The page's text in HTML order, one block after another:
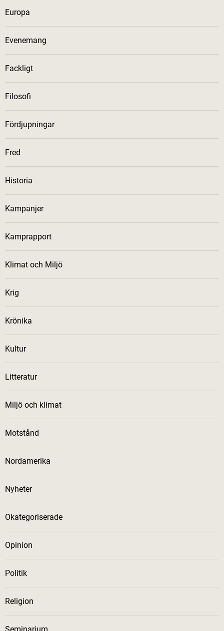
Europa
Evenemang
Fackligt
Filosofi
Fördjupningar
Fred
Historia
Kampanjer
Kamprapport
Klimat och Miljö
Krig
Krönika
Kultur
Litteratur
Miljö och klimat
Motstånd
Nordamerika
Nyheter
Okategoriserade
Opinion
Politik
Religion